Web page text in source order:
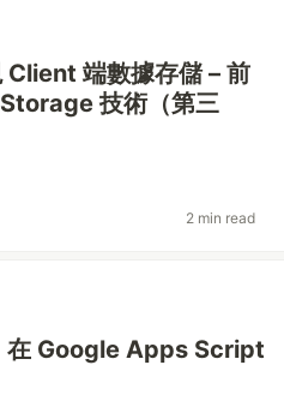
端數據存儲 – 前
技術（第三
2 min read
Google Apps Script